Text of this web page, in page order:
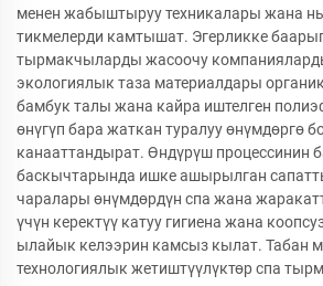
менен жабыштыруу техникалары жана
тикмелерди камтышат. Эгерликке
тырмакчыларды жасоочу
экологиялык таза материалдары
бамбук талы жана кайра иштелген
өнүгүп бара жаткан туралуу өнүмдөргө
канааттандырат. Өндүрүш процессинин
баскычтарында ишке ашырылган
чаралары өнүмдөрдүн спа жана
үчүн керектүү катуу гигиена жана
ылайык келээрин камсыз кылат. Табан
технологиялык жетиштүүлүктөр спа